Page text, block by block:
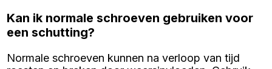
Kan ik normale schroeven gebruiken voor
een schutting?
Normale schroeven kunnen na verloop van tijd